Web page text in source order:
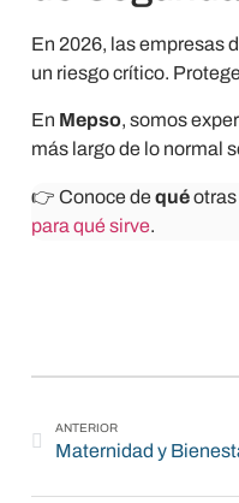
En 2026, las empresas
un riesgo crítico.
En Mepso, somos
más largo de lo normal
👉 Conoce dequé
para qué sirve.
ANTERIOR